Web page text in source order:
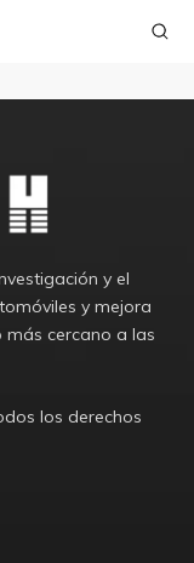
y el
y mejora
cercano a las
los derechos